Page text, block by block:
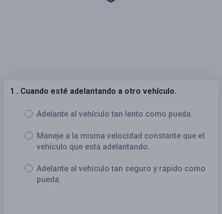
1 . Cuando esté adelantando a otro vehículo.
Adelante al vehículo tan lento como pueda.
Maneje a la misma velocidad constante que el
vehículo que está adelantando.
Adelante al vehículo tan seguro y rápido como
pueda.